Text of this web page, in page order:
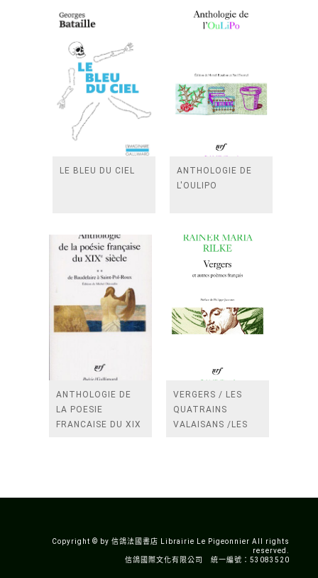
LE BLEU DU CIEL
ANTHOLOGIE DE
L'OULIPO
ANTHOLOGIE DE
LA POESIE
FRANCAISE DU XIX
VERGERS / LES
QUATRAINS
VALAISANS /LES
Copyright © by 信鴿法國書店 Librairie Le Pigeonnier All rights
reserved.
信鴿國際文化有限公司 統一編號：53083520